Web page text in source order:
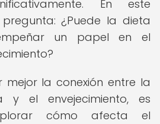
En este
¿Puede la dieta
un papel en el
mejor la conexión entre la
y el envejecimiento, es
cómo afecta el